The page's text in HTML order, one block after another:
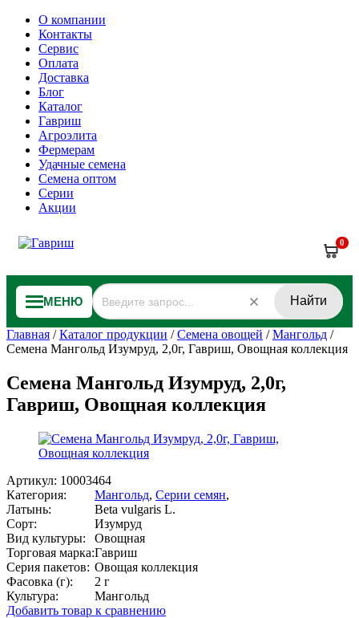
О компании
Контакты
Сервис
Оплата
Доставка
Блог
Каталог
Гавриш
Агроэлита
Фермерам
Удачные семена
Семена оптом
Серии
Акции
0
МЕНЮ Найти
Главная /Каталог продукции /Семена овощей /Мангольд /
Семена Мангольд Изумруд, 2,0г, Гавриш, Овощная коллекция
Семена Мангольд Изумруд, 2,0г,
Гавриш, Овощная коллекция
Артикул: 10003464
Категория:
Мангольд, Серии семян,
Латынь:
Beta vulgaris L.
Сорт:
Изумруд
Вид культуры:
Овощная
Торговая марка:Гавриш
Серия пакетов: Овощая коллекция
Фасовка (г):
2 г
Культура:
Мангольд
Добавить товар к сравнению